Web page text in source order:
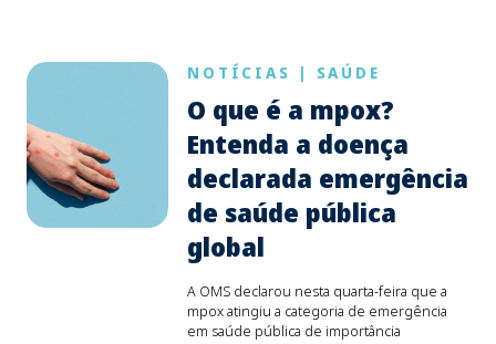
NOTÍCIAS | SAÚDE
O que é a mpox?
Entenda a doença
declarada emergência
de saúde pública
global
A OMS declarou nesta quarta-feira que a
mpox atingiu a categoria de emergência
em saúde pública de importância